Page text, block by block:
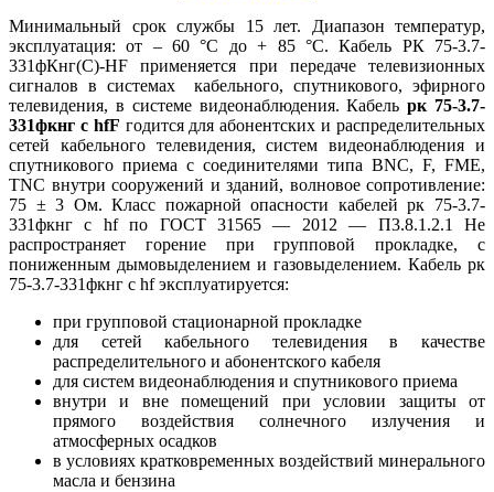
Минимальный срок службы 15 лет. Диапазон температур,
эксплуатация: от – 60 °С до + 85 °С. Кабель РК 75-3.7-
331фКнг(С)-HF применяется при передаче телевизионных
сигналов в системах кабельного, спутникового, эфирного
телевидения, в системе видеонаблюдения. Кабельрк 75-3.7-
331фкнг с hfF годится для абонентских и распределительных
сетей кабельного телевидения, систем видеонаблюдения и
спутникового приема с соединителями типа BNC, F, FME,
TNC внутри сооружений и зданий, волновое сопротивление:
75 ± 3 Ом. Класс пожарной опасности кабелей рк 75-3.7-
331фкнг с hf по ГОСТ 31565 — 2012 — П3.8.1.2.1 Не
распространяет горение при групповой прокладке, с
пониженным дымовыделением и газовыделением. Кабель рк
75-3.7-331фкнг с hf эксплуатируется:
при групповой стационарной прокладке
для сетей кабельного телевидения в качестве
распределительного и абонентского кабеля
для систем видеонаблюдения и спутникового приема
внутри и вне помещений при условии защиты от
прямого воздействия солнечного излучения и
атмосферных осадков
в условиях кратковременных воздействий минерального
масла и бензина